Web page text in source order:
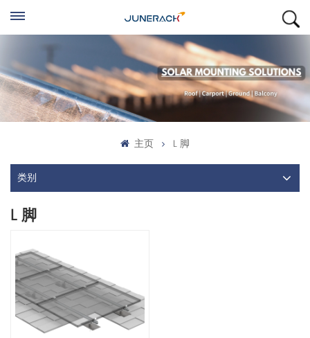
主页 L 脚
类别
L 脚